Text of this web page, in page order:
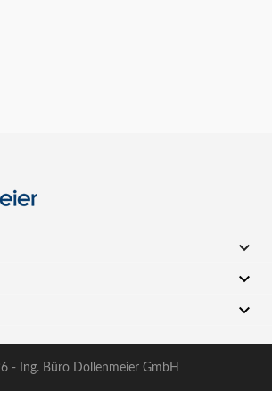



- Ing. Büro Dollenmeier GmbH